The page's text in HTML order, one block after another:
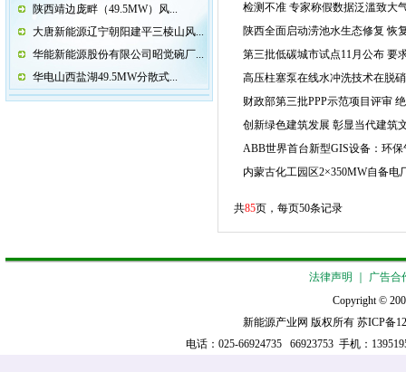
陕西靖边庞畔（49.5MW）风...
大唐新能源辽宁朝阳建平三棱山风...
华能新能源股份有限公司昭觉碗厂...
华电山西盐湖49.5MW分散式...
检测不准 专家称假数据泛滥致大
陕西全面启动涝池水生态修复 恢
第三批低碳城市试点11月公布 要
高压柱塞泵在线水冲洗技术在脱
财政部第三批PPP示范项目评审
创新绿色建筑发展 彰显当代建筑
ABB世界首台新型GIS设备：环
内蒙古化工园区2×350MW自备电
共85页，每页50条记录
法律声明
广告合
Copyright ©
新能源产业网 版权所有 苏ICP备
电话：025-66924735 66923753 手机：